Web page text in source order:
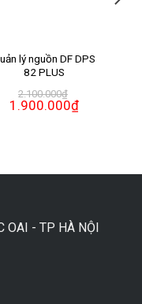
lý nguồn DF DPS
82 PLUS
2.100.000₫
Giá
gốc
1.900.000₫Giá
OAI - TP HÀ NỘI